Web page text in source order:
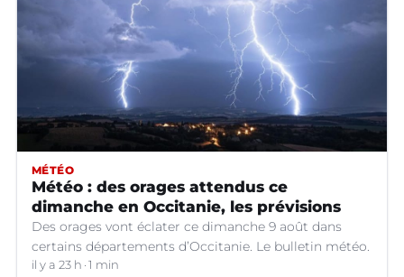
MÉTÉO
Météo : des orages attendus ce
dimanche en Occitanie, les prévisions
Des orages vont éclater ce dimanche 9 août dans
certains départements d’Occitanie. Le bulletin météo.
il y a 23 h 1 min